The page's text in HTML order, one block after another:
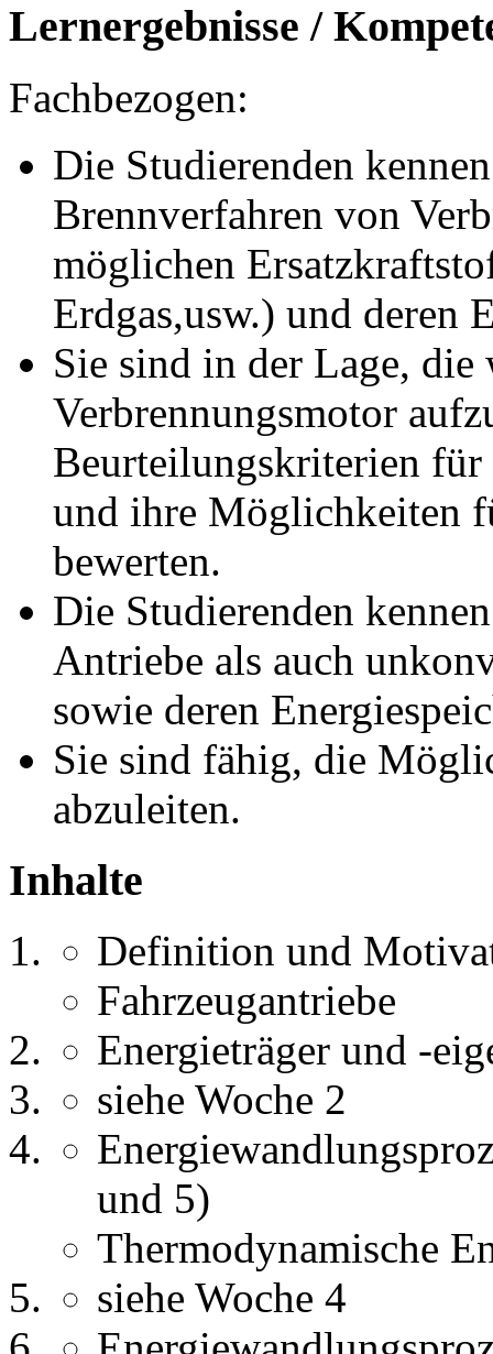
Lernergebnisse /
Fachbezogen:
Die Studierenden
Brennverfahren von
möglichen
Erdgas,usw.) und deren
Sie sind in der Lage,
Verbrennungsmotor
Beurteilungskriterien für
und ihre Möglichkeiten
bewerten.
Die Studierenden
Antriebe als auch
sowie deren
Sie sind fähig, die
abzuleiten.
Inhalte
Definition und
Fahrzeugantriebe
Energieträger und -
siehe Woche 2
und 5)
Thermodynamische
siehe Woche 4